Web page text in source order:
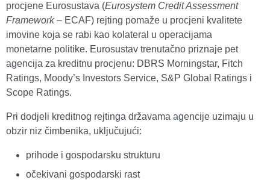
procjene Eurosustava (Eurosystem Credit Assessment
Framework– ECAF) rejting pomaže u procjeni kvalitete
imovine koja se rabi kao kolateral u operacijama
monetarne politike. Eurosustav trenutačno priznaje pet
agencija za kreditnu procjenu: DBRS Morningstar, Fitch
Ratings, Moody’s Investors Service, S&P Global Ratings i
Scope Ratings.
Pri dodjeli kreditnog rejtinga državama agencije uzimaju u
obzir niz čimbenika, uključujući:
prihode i gospodarsku strukturu
očekivani gospodarski rast